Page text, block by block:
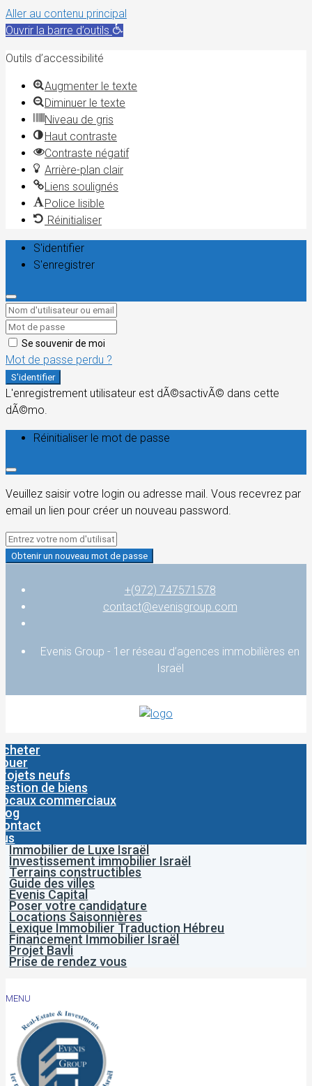
Aller au contenu principal
Ouvrir la barre d’outils
Outils d’accessibilité
Augmenter le texte
Diminuer le texte
Niveau de gris
Haut contraste
Contraste négatif
Arrière-plan clair
Liens soulignés
Police lisible
Réinitialiser
S'identifier
S'enregistrer
Se souvenir de moi
Mot de passe perdu ?
S'identifier
L'enregistrement utilisateur est dÃ©sactivÃ© dans cette
dÃ©mo.
Réinitialiser le mot de passe
Veuillez saisir votre login ou adresse mail. Vous recevrez par
email un lien pour créer un nouveau password.
Obtenir un nouveau mot de passe
+(972) 747571578
contact@evenisgroup.com
Evenis Group - 1er réseau d’agences immobilières en
Israël
neufs
de biens
commerciaux
Immobilier de Luxe Israël
Investissement immobilier Israël
Terrains constructibles
Guide des villes
Evenis Capital
Poser votre candidature
Locations Saisonnières
Lexique Immobilier Traduction Hébreu
Financement Immobilier Israël
Projet Bavli
Prise de rendez vous
MENU